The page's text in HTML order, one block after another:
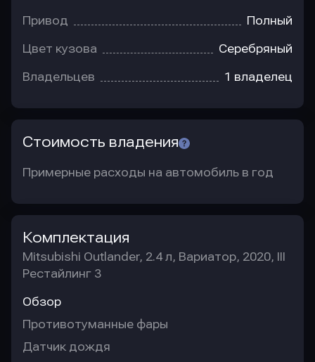
Привод Полный
Цвет кузова Серебряный
Владельцев 1 владелец
Стоимость владения
Примерные расходы на автомобиль в год
Комплектация
Mitsubishi Outlander, 2.4 л, Вариатор, 2020, III
Рестайлинг 3
Обзор
Противотуманные фары
Датчик дождя